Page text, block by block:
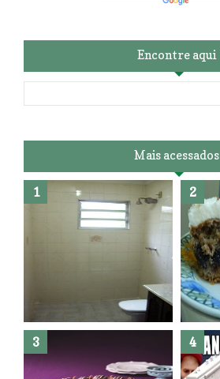
Encontre aqui
Mais acessados